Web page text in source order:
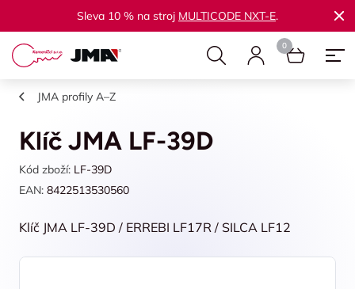
Sleva 10 % na stroj MULTICODE NXT-E.
JMA profily A–Z
Klíč JMA LF-39D
Kód zboží: LF-39D
EAN: 8422513530560
Klíč JMA LF-39D / ERREBI LF17R / SILCA LF12